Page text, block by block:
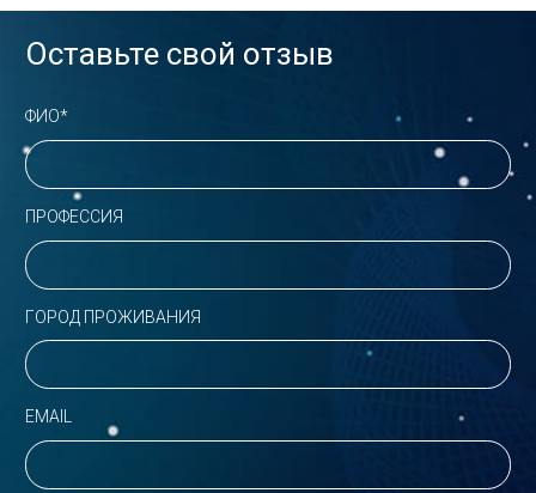
Оставьте свой отзыв
ФИО*
ПРОФЕССИЯ
ГОРОД ПРОЖИВАНИЯ
EMAIL